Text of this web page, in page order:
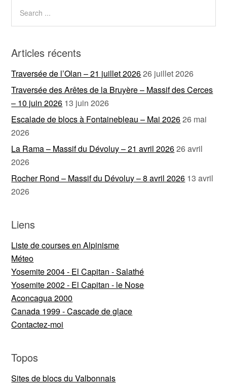
Articles récents
Traversée de l’Olan – 21 juillet 202626 juillet 2026
Traversée des Arêtes de la Bruyère – Massif des Cerces
– 10 juin 2026 13 juin 2026
Escalade de blocs à Fontainebleau – Mai 202626 mai
2026
La Rama – Massif du Dévoluy – 21 avril 202626 avril
2026
Rocher Rond – Massif du Dévoluy – 8 avril 2026 13 avril
2026
Liens
Liste de courses en Alpinisme
Méteo
Yosemite 2004 - El Capitan - Salathé
Yosemite 2002 - El Capitan - le Nose
Aconcagua 2000
Canada 1999 - Cascade de glace
Contactez-moi
Topos
Sites de blocs du Valbonnais